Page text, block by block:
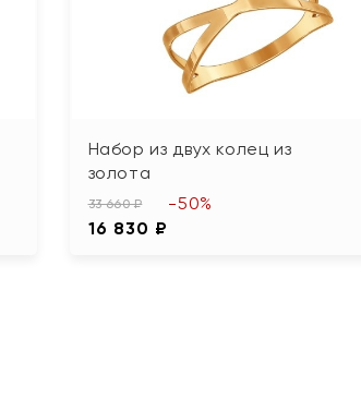
Набор из двух колец из
золота
33 660 ₽
16 830 ₽
-50%